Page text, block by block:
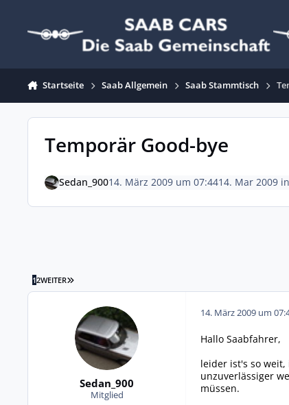
Startseite Saab Allgemein Saab Stammtisch
Temporär Good-bye
Sedan_90014. März 2009 um 07:4414. Mar 2009in
12WEITER LETZTE SEITE
Sedan_900
Mitglied
14. März 2009 um
Hallo Saabfahrer,
leider ist's so
unzuverlässiger
müssen.